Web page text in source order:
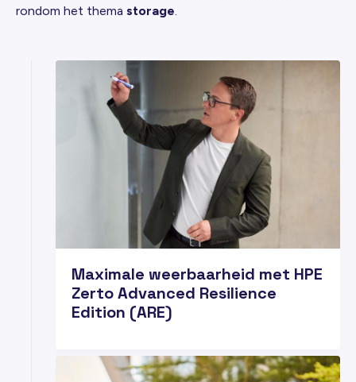
rondom het thema storage.
Maximale weerbaarheid met HPE
Zerto Advanced Resilience
Edition (ARE)